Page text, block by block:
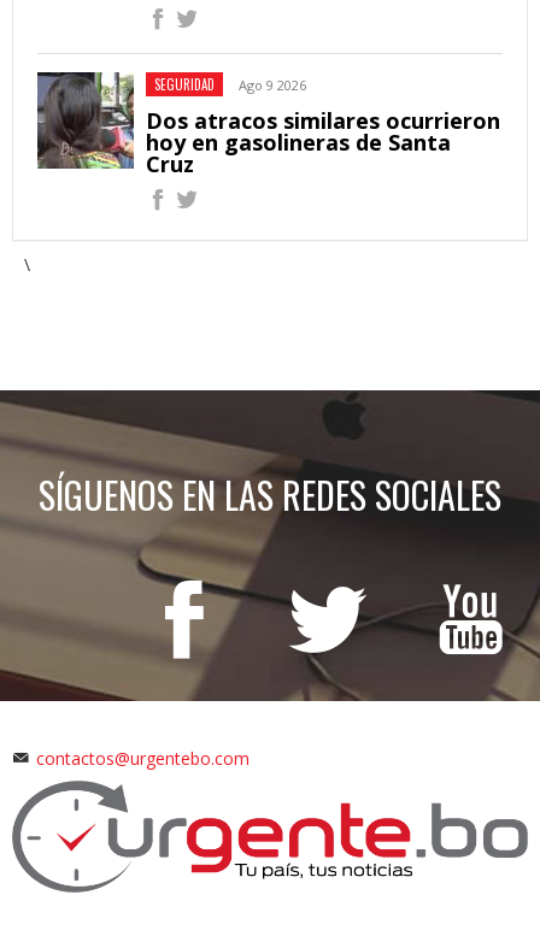
SEGURIDAD Ago 9 2026
Dos atracos similares ocurrieron
hoy en gasolineras de Santa
Cruz
\
SÍGUENOS EN LAS REDES SOCIALES
contactos@urgentebo.com